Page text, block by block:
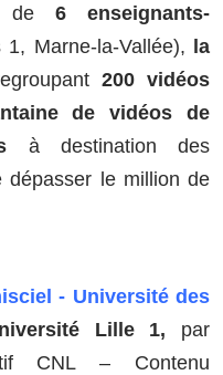
de 6 enseignants-
Marne-la-Vallée), la
200 vidéos
de vidéos de
à destination des
dépasser le million de
- Université des
Lille 1, par
CNL – Contenu